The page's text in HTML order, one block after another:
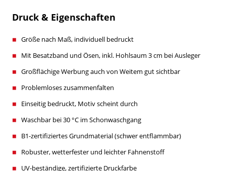
Druck & Eigenschaften
Größe nach Maß, individuell bedruckt
Mit Besatzband und Ösen, inkl. Hohlsaum 3 cm bei Ausleger
Großflächige Werbung auch von Weitem gut sichtbar
Problemloses zusammenfalten
Einseitig bedruckt, Motiv scheint durch
Waschbar bei 30 °C im Schonwaschgang
B1-zertifiziertes Grundmaterial (schwer entflammbar)
Robuster, wetterfester und leichter Fahnenstoff
UV-beständige, zertifizierte Druckfarbe